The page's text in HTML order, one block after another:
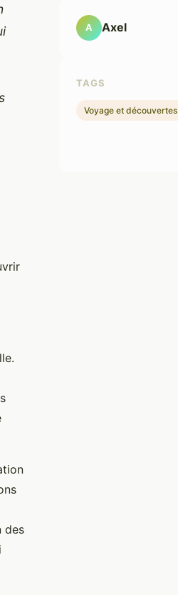
des
A Axel
TAGS
Voyage et découvertes